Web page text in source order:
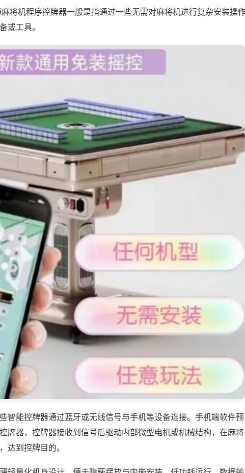
将机程序控牌器一般是指通过一些无需对麻将机进行复杂安装操
或工具。
智能控牌器通过蓝牙或无线信号与手机等设备连接。手机端软件预
牌器，控牌器接收到信号后驱动内部微型电机或机械结构，在麻将
达到控牌目的。